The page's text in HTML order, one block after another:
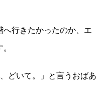
へ行きたかったのか、エ
どいて。」と言うおばあ